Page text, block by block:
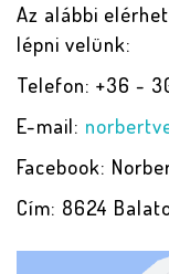
Az alábbi
lépni velünk:
Telefon: +36 -
E-mail:
Facebook:
Cím: 8624